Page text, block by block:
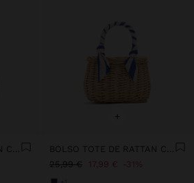
BOLSO TOTE DE RATTAN CON ASA TRENZADA
+
BOLSO TOTE DE RATTAN CON ASA TRENZADA
25,99 €
17,99 € 31%